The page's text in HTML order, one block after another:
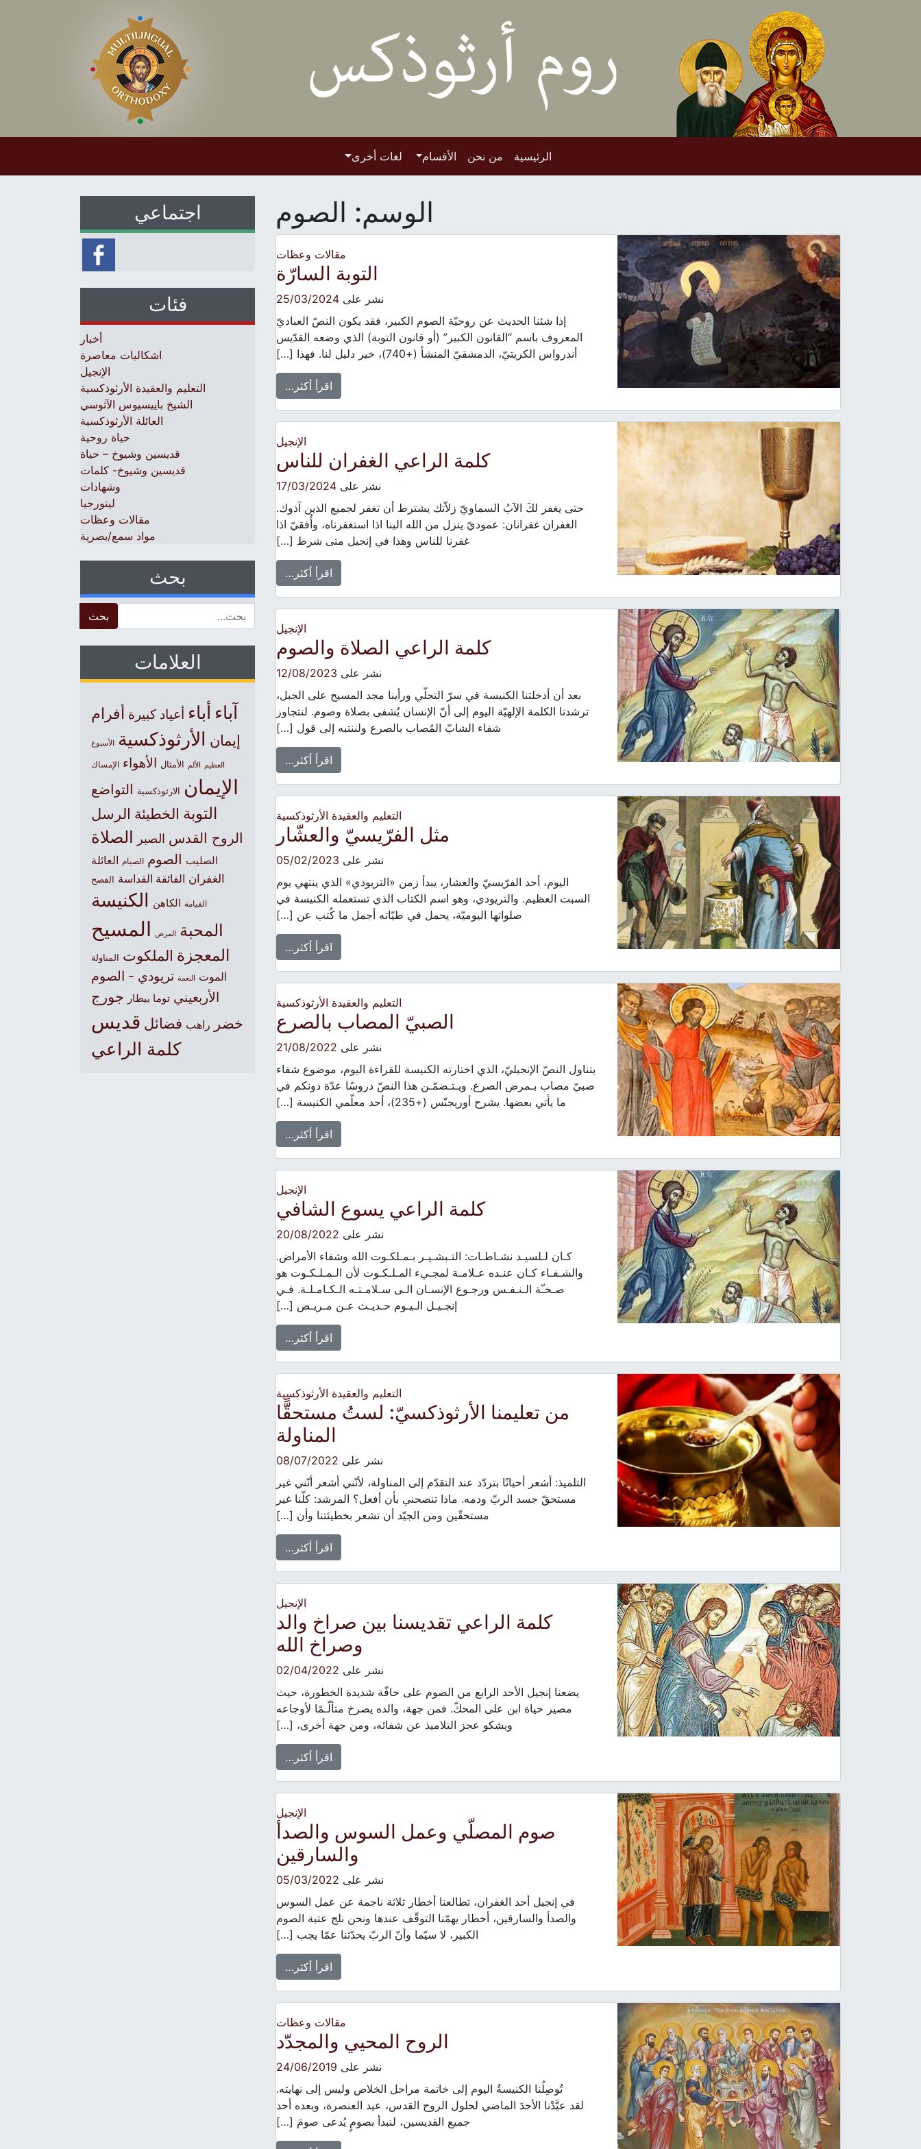
الرئيسية من نحن الأقسام لغات أخرى
الوسم: الصوم
مقالات وعظات
التوبة السارّة
نشر على 25/03/2024
إذا شئنا الحديث عن روحيّة الصوم الكبير، فقد يكون النصّ العباديّ
المعروف باسم “القانون الكبير” (أو قانون التوبة) الذي وضعه القدّيس
أندرواس الكريتيّ، الدمشقيّ المنشأ (+740)، خير دليل لنا. فهذا […]
اقرأ أكثر…
الإنجيل
كلمة الراعي الغفران للناس
نشر على 17/03/2024
حتى يغفر لكَ الآبُ السماويّ زلاّتك يشترط أن تغفر لجميع الذين آذوك.
الغفران غفرانان: عموديّ ينزل من الله الينا اذا استغفرناه، وأُفقيّ اذا
غفرنا للناس وهذا في إنجيل متى شرط […]
اقرأ أكثر…
الإنجيل
كلمة الراعي الصلاة والصوم
نشر على 12/08/2023
بعد أن أدخلتنا الكنيسة في سرّ التجلّي ورأينا مجد المسيح على الجبل،
ترشدنا الكلمة الإلهيّة اليوم إلى أنّ الإنسان يُشفى بصلاة وصوم. لنتجاوز
شفاء الشابّ المُصاب بالصرع ولننتبه إلى قول […]
اقرأ أكثر…
التعليم والعقيدة الأرثوذكسية
مثل الفرّيسيّ والعشّار
نشر على 05/02/2023
اليوم، أحد الفرّيسيّ والعشار، يبدأ زمن «التريودي» الذي ينتهي يوم
السبت العظيم. والتريودي، وهو اسم الكتاب الذي تستعمله الكنيسة في
صلواتها اليوميّة، يحمل في طيّاته أجمل ما كُتب عن […]
اقرأ أكثر…
التعليم والعقيدة الأرثوذكسية
الصبيّ المصاب بالصرع
نشر على 21/08/2022
يتناول النصّ الإنجيليّ، الذي اختارته الكنيسة للقراءة اليوم، موضوع شفاء
صبيّ مصاب بـمرض الصرع. ويـتـضمّـن هذا النصّ دروسًا عدّة دونكم في
ما يأتي بعضها. يشرح أوريجنّس (+235)، أحد معلّمي الكنيسة […]
اقرأ أكثر…
الإنجيل
كلمة الراعي يسوع الشافي
نشر على 20/08/2022
كـان لـلسيـد نشـاطـات: التـبشـيـر بـمـلكـوت الله وشفاء الأمراض.
والشـفـاء كـان عنـده عـلامـة لمجـيء المـلـكـوت لأن الـمـلـكـوت هو
صـحـّة الـنـفـس ورجـوع الإنسـان الـى سـلامـتـه الـكـامـلـة. فـي
إنجـيـل الـيـوم حـديـث عـن مـريـض […]
اقرأ أكثر…
التعليم والعقيدة الأرثوذكسية
من تعليمنا الأرثوذكسيّ: لستُ مستحقًّا
المناولة
نشر على 08/07/2022
التلميذ: أشعر أحيانًا بتردّد عند التقدّم إلى المناولة، لأنّني أشعر أنّني غير
مستحقّ جسد الربّ ودمه. ماذا تنصحني بأن أفعل؟ المرشد: كلّنا غير
مستحقّين ومن الجيّد أن نشعر بخطيئتنا وأن […]
اقرأ أكثر…
الإنجيل
كلمة الراعي تقديسنا بين صراخ والد
وصراخ الله
نشر على 02/04/2022
يضعنا إنجيل الأحد الرابع من الصوم على حافّة شديدة الخطورة، حيث
مصير حياة ابن على المحكّ. فمن جهة، والده يصرخ متألّـمًا لأوجاعه
ويشكو عجز التلاميذ عن شفائه، ومن جهة أخرى، […]
اقرأ أكثر…
الإنجيل
صوم المصلّي وعمل السوس والصدأ
والسارقين
نشر على 05/03/2022
في إنجيل أحد الغفران، تطالعنا أخطار ثلاثة ناجمة عن عمل السوس
والصدأ والسارقين، أخطار يهمّنا التوقّف عندها ونحن نلج عتبة الصوم
الكبير، لا سيّما وأنّ الربّ يحدّثنا عمّا يجب […]
اقرأ أكثر…
مقالات وعظات
الروح المحيي والمجدّد
نشر على 24/06/2019
تُوصِلُنا الكنيسةُ اليوم إلى خاتمة مراحل الخلاص وليس إلى نهايته.
لقد عيَّدْنا الأحدَ الماضي لحلول الروح القدس، عيد العنصرة، وبعده أحد
جميع القديسين، لنبدأ بصومٍ يُدعى صومَ […]
اجتماعي
فئات
أخبار
اشكاليات معاصرة
الإنجيل
التعليم والعقيدة الأرثوذكسية
الشيخ باييسيوس الآثوسي
العائلة الأرثوذكسية
حياة روحية
قديسين وشيوخ – حياة
قديسين وشيوخ- كلمات
وشهادات
ليتورجيا
مقالات وعظات
مواد سمع/بصرية
بحث
العلامات
آباء أباء أعياد كبيرة أفرام
إيمان الأرثوذكسية الأسبوع
العظيم الألم الأمثال الأهواء الإمساك
الإيمان الارثوذكسية التواضع
التوبة الخطيئة الرسل
الروح القدس الصبر الصلاة
الصليب الصوم الصيام العائلة
الغفران الفائقة القداسة الفصح
القيامة الكاهن الكنيسة
المحبة المرض المسيح
المعجزة الملكوت المناولة
الموت النعمة تريودي - الصوم
الأربعيني توما بيطار جورج
خضر راهب فضائل قديس
كلمة الراعي